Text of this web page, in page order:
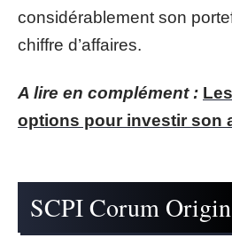
considérablement son
chiffre d’affaires.
A lire en complément :
options pour investir son
SCPI Corum Origin